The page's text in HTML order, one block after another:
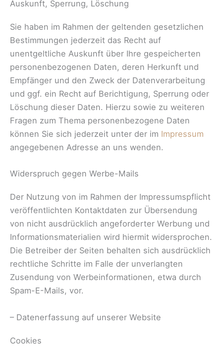
Auskunft, Sperrung, Löschung
Sie haben im Rahmen der geltenden gesetzlichen
Bestimmungen jederzeit das Recht auf
unentgeltliche Auskunft über Ihre gespeicherten
personenbezogenen Daten, deren Herkunft und
Empfänger und den Zweck der Datenverarbeitung
und ggf. ein Recht auf Berichtigung, Sperrung oder
Löschung dieser Daten. Hierzu sowie zu weiteren
Fragen zum Thema personenbezogene Daten
können Sie sich jederzeit unter der im Impressum
angegebenen Adresse an uns wenden.
Widerspruch gegen Werbe-Mails
Der Nutzung von im Rahmen der Impressumspflicht
veröffentlichten Kontaktdaten zur Übersendung
von nicht ausdrücklich angeforderter Werbung und
Informationsmaterialien wird hiermit widersprochen.
Die Betreiber der Seiten behalten sich ausdrücklich
rechtliche Schritte im Falle der unverlangten
Zusendung von Werbeinformationen, etwa durch
Spam-E-Mails, vor.
– Datenerfassung auf unserer Website
Cookies